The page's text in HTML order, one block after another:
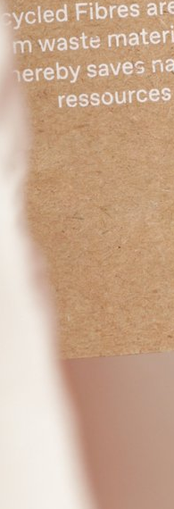
a pour objectif
producteurs et
de fonctionnalité
Capitale.
par laquelle la vente
de sa fonction, est
Toutefois, ce
et se heurte à des
comportementales.
de trois organisations
modèle de l’EF sur le